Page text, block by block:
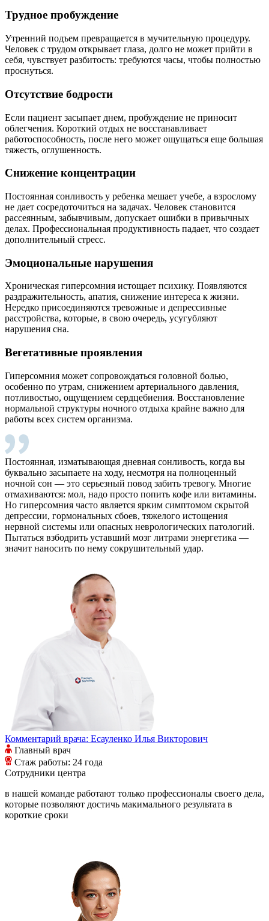
Трудное пробуждение
Утренний подъем превращается в мучительную процедуру.
Человек с трудом открывает глаза, долго не может прийти в
себя, чувствует разбитость: требуются часы, чтобы полностью
проснуться.
Отсутствие бодрости
Если пациент засыпает днем, пробуждение не приносит
облегчения. Короткий отдых не восстанавливает
работоспособность, после него может ощущаться еще большая
тяжесть, оглушенность.
Снижение концентрации
Постоянная сонливость у ребенка мешает учебе, а взрослому
не дает сосредоточиться на задачах. Человек становится
рассеянным, забывчивым, допускает ошибки в привычных
делах. Профессиональная продуктивность падает, что создает
дополнительный стресс.
Эмоциональные нарушения
Хроническая гиперсомния истощает психику. Появляются
раздражительность, апатия, снижение интереса к жизни.
Нередко присоединяются тревожные и депрессивные
расстройства, которые, в свою очередь, усугубляют
нарушения сна.
Вегетативные проявления
Гиперсомния может сопровождаться головной болью,
особенно по утрам, снижением артериального давления,
потливостью, ощущением сердцебиения. Восстановление
нормальной структуры ночного отдыха крайне важно для
работы всех систем организма.
Постоянная, изматывающая дневная сонливость, когда вы
буквально засыпаете на ходу, несмотря на полноценный
ночной сон — это серьезный повод забить тревогу. Многие
отмахиваются: мол, надо просто попить кофе или витамины.
Но гиперсомния часто является ярким симптомом скрытой
депрессии, гормональных сбоев, тяжелого истощения
нервной системы или опасных неврологических патологий.
Пытаться взбодрить уставший мозг литрами энергетика —
значит наносить по нему сокрушительный удар.
Комментарий врача: Есауленко Илья Викторович
Главный врач
Стаж работы: 24 года
Сотрудники центра
в нашей команде работают только профессионалы своего дела,
которые позволяют достичь макимального результата в
короткие сроки